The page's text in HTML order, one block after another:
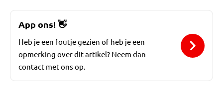
App ons!👋
Heb je een foutje gezien of heb je een
opmerking over dit artikel? Neem dan
contact met ons op.